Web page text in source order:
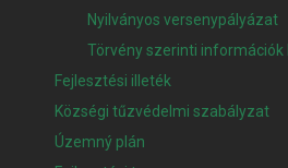
Nyilványos versenypályázat
Törvény szerinti
Fejlesztési illeték
Községi tűzvédelmi szabályzat
Územný plán